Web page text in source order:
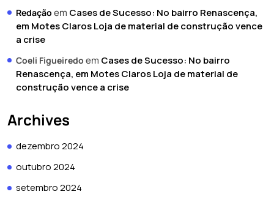
Redação em Cases de Sucesso: No bairro Renascença,
em Motes Claros Loja de material de construção vence
a crise
Coeli Figueiredo em Cases de Sucesso: No bairro
Renascença, em Motes Claros Loja de material de
construção vence a crise
Archives
dezembro 2024
outubro 2024
setembro 2024